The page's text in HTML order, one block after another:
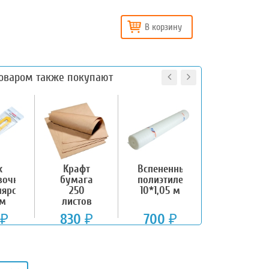
В корзину
также покупают
₽
Крафт
бумага
250
листов
А3,
297*420
830 ₽
Вспененный
полиэтилен,
10*1,05 м
700 ₽